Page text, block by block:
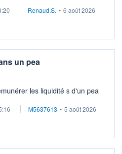
top pour sa retraite.
Renaud.S. • 6 août 2026
un pea
les liquidité s d'un pea
M5637613 • 5 août 2026